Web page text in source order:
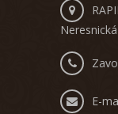
E-